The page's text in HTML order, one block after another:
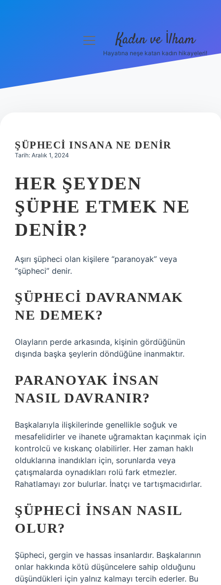
Hakkımızda
menüyü
Kadın ve İlham
Hayatına neşe katan kadın hikayeleri!
ŞÜPHECI INSANA NE DENIR
Tarih: Aralık 1, 2024
HER ŞEYDEN
ŞÜPHE ETMEK NE
DENIR?
Aşırı şüpheci olan kişilere “paranoyak” veya
“şüpheci” denir.
ŞÜPHECI DAVRANMAK
NE DEMEK?
Olayların perde arkasında, kişinin gördüğünün
dışında başka şeylerin döndüğüne inanmaktır.
PARANOYAK INSAN
NASIL DAVRANIR?
Başkalarıyla ilişkilerinde genellikle soğuk ve
mesafelidirler ve ihanete uğramaktan kaçınmak için
kontrolcü ve kıskanç olabilirler. Her zaman haklı
olduklarına inandıkları için, sorunlarda veya
çatışmalarda oynadıkları rolü fark etmezler.
Rahatlamayı zor bulurlar. İnatçı ve tartışmacıdırlar.
ŞÜPHECI INSAN NASIL
OLUR?
Şüpheci, gergin ve hassas insanlardır. Başkalarının
onlar hakkında kötü düşüncelere sahip olduğunu
düşündükleri için yalnız kalmayı tercih ederler. Bu